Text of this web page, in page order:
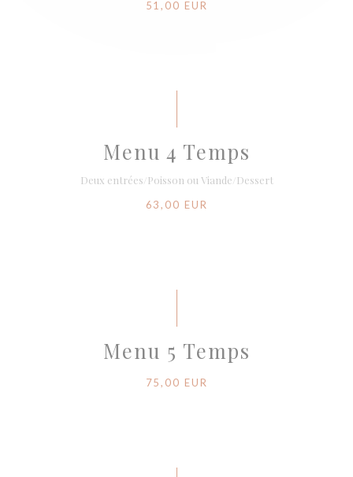
51,00 EUR
Menu 4 Temps
Deux entrées/Poisson ou Viande/Dessert
63,00 EUR
Menu 5 Temps
75,00 EUR